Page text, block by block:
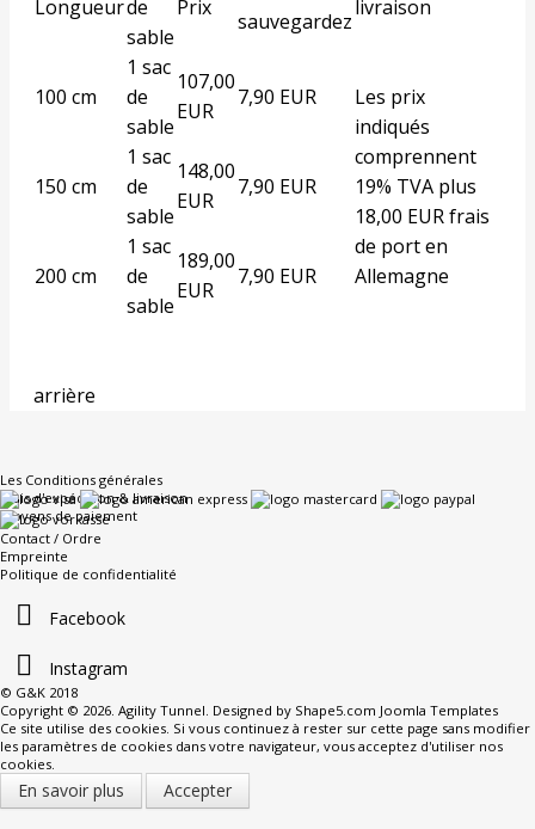
Longueurde
sable
Prix
sauvegardez
livraison
100 cm
1 sac
de
sable
107,00
EUR
7,90 EUR
Les prix
indiqués
comprennent
19% TVA plus
18,00 EUR frais
de port en
Allemagne
150 cm
1 sac
de
sable
148,00
EUR
7,90 EUR
200 cm
1 sac
de
sable
189,00
EUR
7,90 EUR
arrière
Les Conditions générales
Frais d'expédition & livraison
Moyens de paiement
Contact / Ordre
Empreinte
Politique de confidentialité
Facebook
Instagram
© G&K 2018
Copyright © 2026. Agility Tunnel. Designed by Shape5.com Joomla Templates
Ce site utilise des cookies. Si vous continuez à rester sur cette page sans modifier
les paramètres de cookies dans votre navigateur, vous acceptez d'utiliser nos
cookies.
En savoir plus Accepter